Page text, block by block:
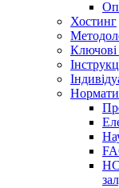
Хостинг
Ключові